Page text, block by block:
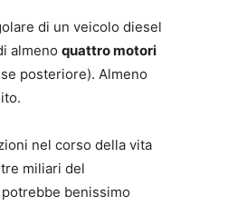
di un veicolo diesel
almeno quattro motori
posteriore). Almeno
nel corso della vita
miliari del
benissimo